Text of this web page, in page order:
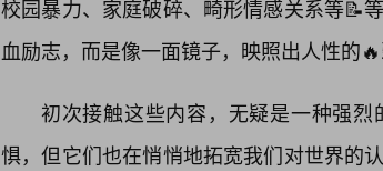
校园暴力、家庭破碎、畸形情感关系等📝
血励志，而是像一面镜子，映照出人性的
初次接触这些内容，无疑是一种强
惧，但它们也在悄悄地拓宽我们对世界的